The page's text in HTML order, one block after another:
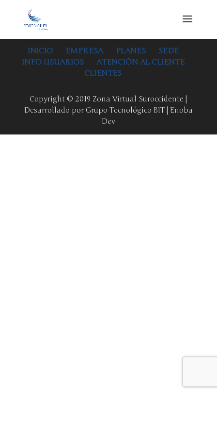
INICIO EMPRESA PLANES
SEDE
INFO USUARIOS
ATENCIÓN AL CLIENTE
CLIENTES
Copyright © 2019 Zona Virtual Suroccidente |
Desarrollado por Grupo Tecnológico BIT | Enoba
Dev